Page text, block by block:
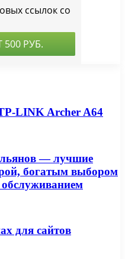
LINK Archer A64
— лучшие
богатым выбором
для сайтов